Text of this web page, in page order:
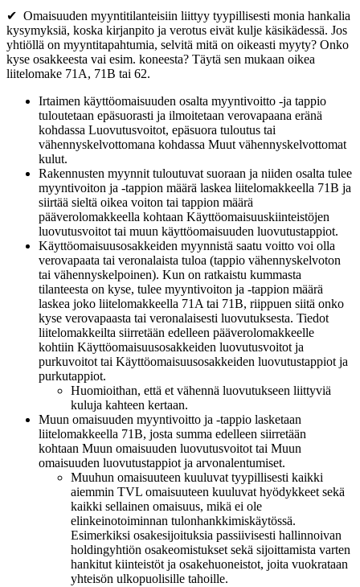
✔ Omaisuuden myyntitilanteisiin liittyy tyypillisesti monia hankalia
kysymyksiä, koska kirjanpito ja verotus eivät kulje käsikädessä. Jos
yhtiöllä on myyntitapahtumia, selvitä mitä on oikeasti myyty? Onko
kyse osakkeesta vai esim. koneesta? Täytä sen mukaan oikea
liitelomake 71A, 71B tai 62.
Irtaimen käyttöomaisuuden osalta myyntivoitto -ja tappio
tuloutetaan epäsuorasti ja ilmoitetaan verovapaana eränä
kohdassa Luovutusvoitot, epäsuora tuloutus tai
vähennyskelvottomana kohdassa Muut vähennyskelvottomat
kulut.
Rakennusten myynnit tuloutuvat suoraan ja niiden osalta tulee
myyntivoiton ja -tappion määrä laskea liitelomakkeella 71B ja
siirtää sieltä oikea voiton tai tappion määrä
pääverolomakkeella kohtaan Käyttöomaisuuskiinteistöjen
luovutusvoitot tai muun käyttöomaisuuden luovutustappiot.
Käyttöomaisuusosakkeiden myynnistä saatu voitto voi olla
verovapaata tai veronalaista tuloa (tappio vähennyskelvoton
tai vähennyskelpoinen). Kun on ratkaistu kummasta
tilanteesta on kyse, tulee myyntivoiton ja -tappion määrä
laskea joko liitelomakkeella 71A tai 71B, riippuen siitä onko
kyse verovapaasta tai veronalaisesti luovutuksesta. Tiedot
liitelomakkeilta siirretään edelleen pääverolomakkeelle
kohtiin Käyttöomaisuusosakkeiden luovutusvoitot ja
purkuvoitot tai Käyttöomaisuusosakkeiden luovutustappiot ja
purkutappiot.
Huomioithan, että et vähennä luovutukseen liittyviä
kuluja kahteen kertaan.
Muun omaisuuden myyntivoitto ja -tappio lasketaan
liitelomakkeella 71B, josta summa edelleen siirretään
kohtaan Muun omaisuuden luovutusvoitot tai Muun
omaisuuden luovutustappiot ja arvonalentumiset.
Muuhun omaisuuteen kuuluvat tyypillisesti kaikki
aiemmin TVL omaisuuteen kuuluvat hyödykkeet sekä
kaikki sellainen omaisuus, mikä ei ole
elinkeinotoiminnan tulonhankkimiskäytössä.
Esimerkiksi osakesijoituksia passiivisesti hallinnoivan
holdingyhtiön osakeomistukset sekä sijoittamista varten
hankitut kiinteistöt ja osakehuoneistot, joita vuokrataan
yhteisön ulkopuolisille tahoille.